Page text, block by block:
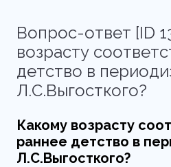
Вопрос-ответ [ID
возрасту
детство в
Л.С.Выгосткого?
Какому возрасту
раннее детство в
Л.С.Выгосткого?